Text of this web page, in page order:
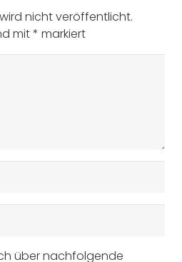
nicht veröffentlicht.
mit* markiert
über nachfolgende